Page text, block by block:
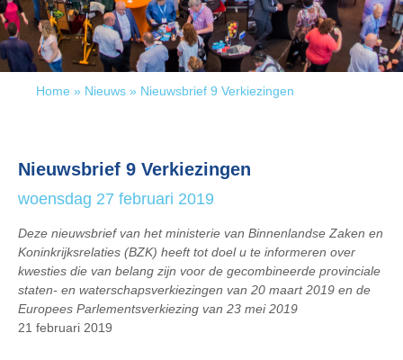
Home » Nieuws » Nieuwsbrief 9 Verkiezingen
Nieuwsbrief 9 Verkiezingen
woensdag 27 februari 2019
Deze nieuwsbrief van het ministerie van Binnenlandse Zaken en
Koninkrijksrelaties (BZK) heeft tot doel u te informeren over
kwesties die van belang zijn voor de gecombineerde provinciale
staten- en waterschapsverkiezingen van 20 maart 2019 en de
Europees Parlementsverkiezing van 23 mei 2019
21 februari 2019